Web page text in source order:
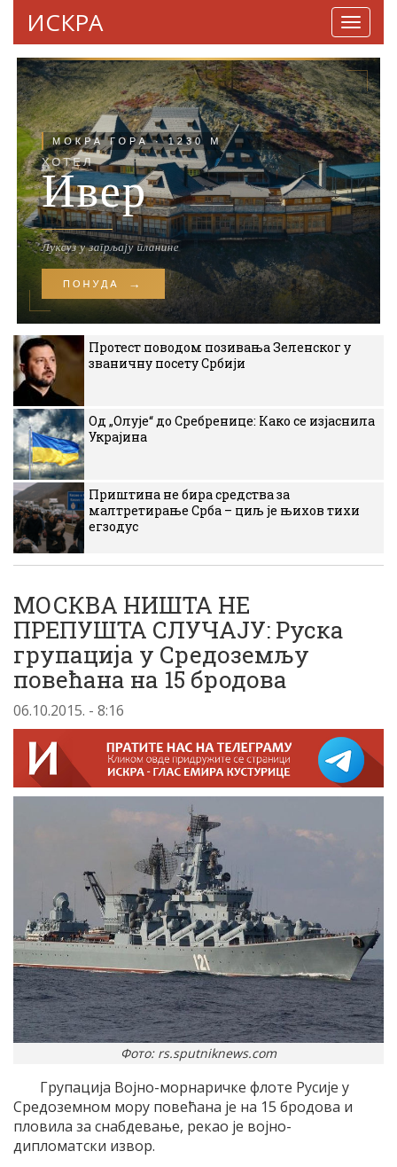
ИСКРА
Протест поводом позивања Зеленског у
званичну посету Србији
Од „Олује“ до Сребренице: Како се изјаснила
Украјина
Приштина не бира средства за
малтретирање Срба – циљ је њихов тихи
егзодус
МОСКВА НИШТА НЕ
ПРЕПУШТА СЛУЧАЈУ: Руска
групација у Средоземљу
повећана на 15 бродова
06.10.2015. - 8:16
Фото: rs.sputniknews.com
Групација Војно-морнаричке флоте Русије у
Средоземном мору повећана је на 15 бродова и
пловила за снабдевање, рекао је војно-
дипломатски извор.